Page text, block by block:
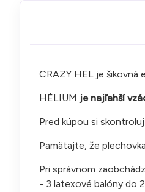
CRAZY HEL je šikovná
HÉLIUM je najľahší
Pred kúpou si
Pamätajte, že
Pri správnom
- 3 latexové balóny do